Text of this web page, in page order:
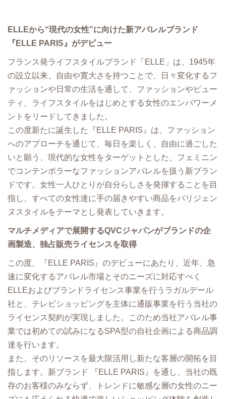
ELLEから“現代の⼥性”に向けた新アパレルブランド
『ELLE PARIS』がデビュー
フランス発ライフスタイルブランド「ELLE」は、1945年
の設⽴以来、⾃由や寛⼤さを持つことで、⽇々変化するフ
ァッションや⽇常の⽣活を通して、ファッションやビュー
ティ、ライフスタイルをはじめとする⼥性のエンパワーメ
ントをリードしてきました。
この度新たに誕⽣した『ELLE PARIS』は、ファッション
へのアプローチを通じて、毎⽇を楽しく、⾃由に過ごした
いと願う、現代的な⼥性をターゲットとした、フェミニン
でコンテンポラーなファッションアパレルを扱う新ブラン
ドです。⼥性⼀⼈ひとりが⾃分らしさを発揮することを⽬
指し、すべての⼥性達に⼿の届きやすい商品をパリジェン
ヌスタイルをテーマとし発表していきます。
マルチメディアで展開するQVCジャパンがブランドの企
画製造、独占販売ライセンスを取得
この度、『ELLE PARIS』のデビューにあたり、近年、急
速に変化するアパレル市場とそのニーズに対応すべく
ELLEおよびブランドライセンス事業を⾏うラガルデール
社と、テレビショッピングを主体に通販事業を⾏う当社の
ライセンス契約が実現しました。このため当社アパレル事
業では初めての試みになるSPA型の⾃社企画による商品調
達を⾏います。
また、そのリソースを最⼤限活⽤し新たな客層の開拓を⽬
指します。新ブランド 『ELLE PARIS』を通し、当社の既
存のお客様のみならず、トレンドに敏感な層の⼥性のニー